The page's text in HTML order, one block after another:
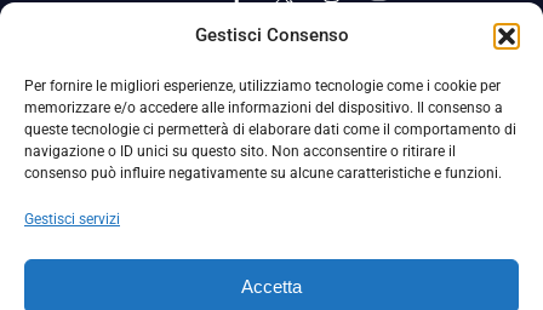
Gestisci Consenso
Per fornire le migliori esperienze, utilizziamo tecnologie come i cookie per
memorizzare e/o accedere alle informazioni del dispositivo. Il consenso a
queste tecnologie ci permetterà di elaborare dati come il comportamento di
navigazione o ID unici su questo sito. Non acconsentire o ritirare il
consenso può influire negativamente su alcune caratteristiche e funzioni.
Gestisci servizi
Accetta
Privacy Policy Cookie Policy
La Società ha nominato il Responsabile della Protezione dei Dati Personali (DPO), figura specializzata che vigila sulle modalità
adottate dalla nostra Società per tutelare i Suoi dati personali.
Per contattare il DPO può scrivere a